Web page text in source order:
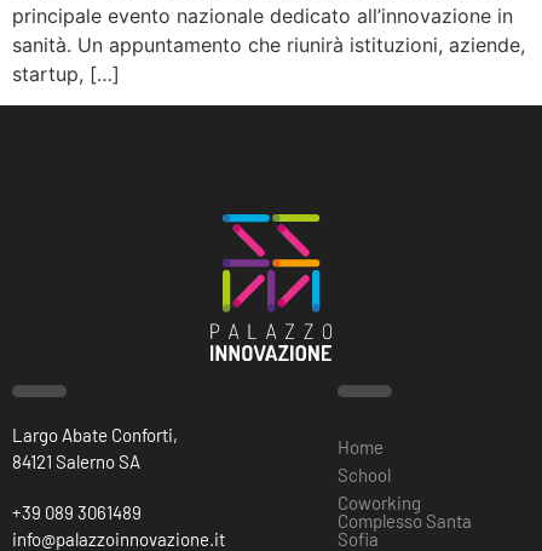
principale evento nazionale dedicato all’innovazione in
sanità. Un appuntamento che riunirà istituzioni, aziende,
startup, […]
Largo Abate Conforti,
84121 Salerno SA
+39 089 3061489
info@palazzoinnovazione.it
Home
School
Coworking
Complesso Santa
Sofia